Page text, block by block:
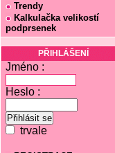
Trendy
Kalkulačka velikostí
podprsenek
PŘIHLÁŠENÍ
Jméno :
Heslo :
trvale